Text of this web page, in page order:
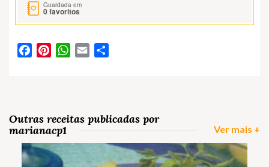
Guardada em
0favoritos
FacebookPinterestWhatsApp
Email
Outras receitas publicadas por
marianacp1
Ver mais +